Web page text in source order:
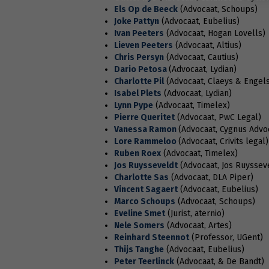
Els Op de Beeck(Advocaat, Schoups)
Joke Pattyn(Advocaat, Eubelius)
Ivan Peeters (Advocaat, Hogan Lovells)
Lieven Peeters (Advocaat, Altius)
Chris Persyn(Advocaat, Cautius)
Dario Petosa (Advocaat, Lydian)
Charlotte Pil(Advocaat, Claeys &
Isabel Plets (Advocaat, Lydian)
Lynn Pype(Advocaat, Timelex)
Pierre Queritet(Advocaat, PwC Legal)
Vanessa Ramon (Advocaat, Cygnus
Lore Rammeloo (Advocaat, Crivits legal)
Ruben Roex(Advocaat, Timelex)
Jos Ruysseveldt(Advocaat, Jos
Charlotte Sas (Advocaat, DLA Piper)
Vincent Sagaert(Advocaat, Eubelius)
Marco Schoups (Advocaat, Schoups)
Eveline Smet(Jurist, aternio)
Nele Somers (Advocaat, Artes)
Reinhard Steennot(Professor, UGent)
Thijs Tanghe(Advocaat, Eubelius)
Peter Teerlinck(Advocaat, & De Bandt)